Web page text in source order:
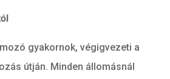
gyakornok, végigvezeti a
útján. Minden állomásnál